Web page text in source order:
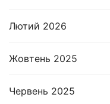
Лютий 2026
Жовтень 2025
Червень 2025